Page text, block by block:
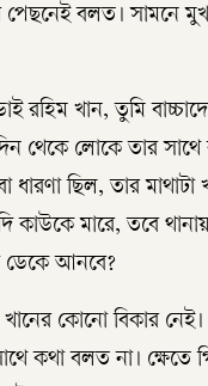
পেছনেই বলত। সামনে
খান, তুমি
থেকে লোকে তার সাথে
ছিল, তার মাথাটা
মারে, তবে থানায়
ডেকে আনবে?
খানের কোনো বিকার
কথা বলত না। ক্ষেতে